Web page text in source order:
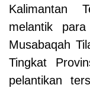
Kalimantan
melantik
Musabaqah
Tingkat
pelantikan